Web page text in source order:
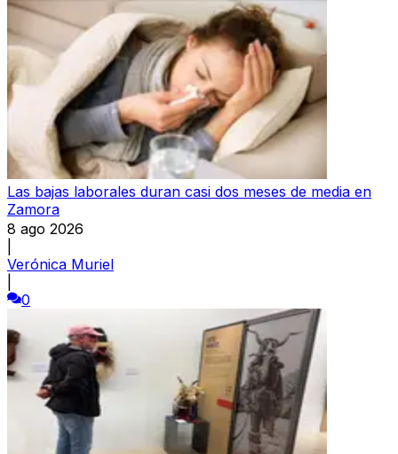
Las bajas laborales duran casi dos meses de media en
Zamora
8 ago 2026
Verónica Muriel
0